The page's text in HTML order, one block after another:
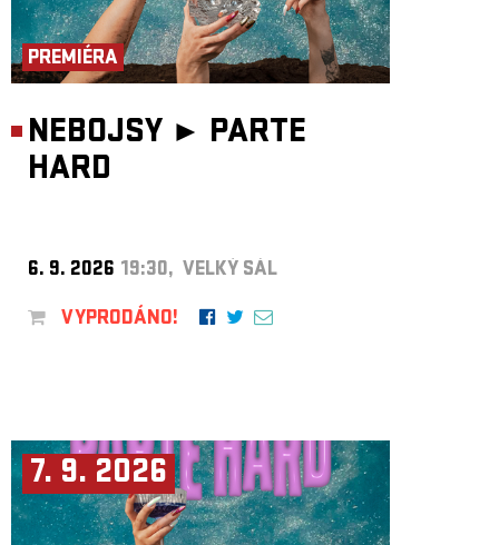
PREMIÉRA
NEBOJSY ► PARTE
HARD
6. 9. 2026 19:30, VELKÝ SÁL
VYPRODÁNO!
7. 9. 2026